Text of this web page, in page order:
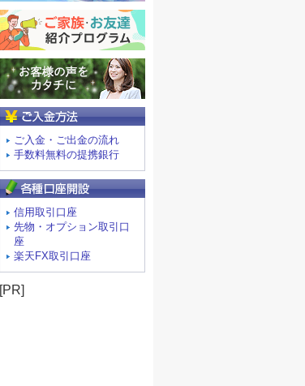
ご入金・ご出金の流れ
手数料無料の提携銀行
信用取引口座
先物・オプション取引口
座
楽天FX取引口座
[PR]